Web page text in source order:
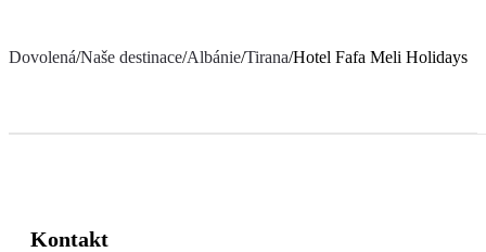
Dovolená/Naše destinace/Albánie/Tirana/Hotel Fafa Meli Holidays
Kontakt